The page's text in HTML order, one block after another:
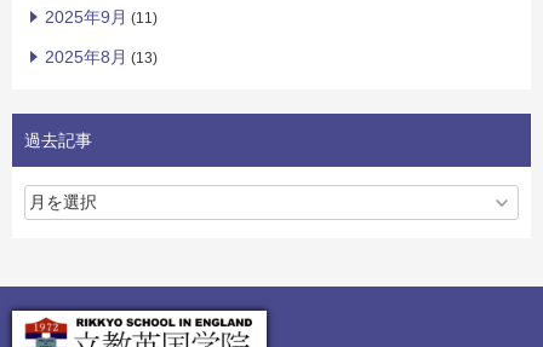
2025年9月 (11)
2025年8月 (13)
過去記事